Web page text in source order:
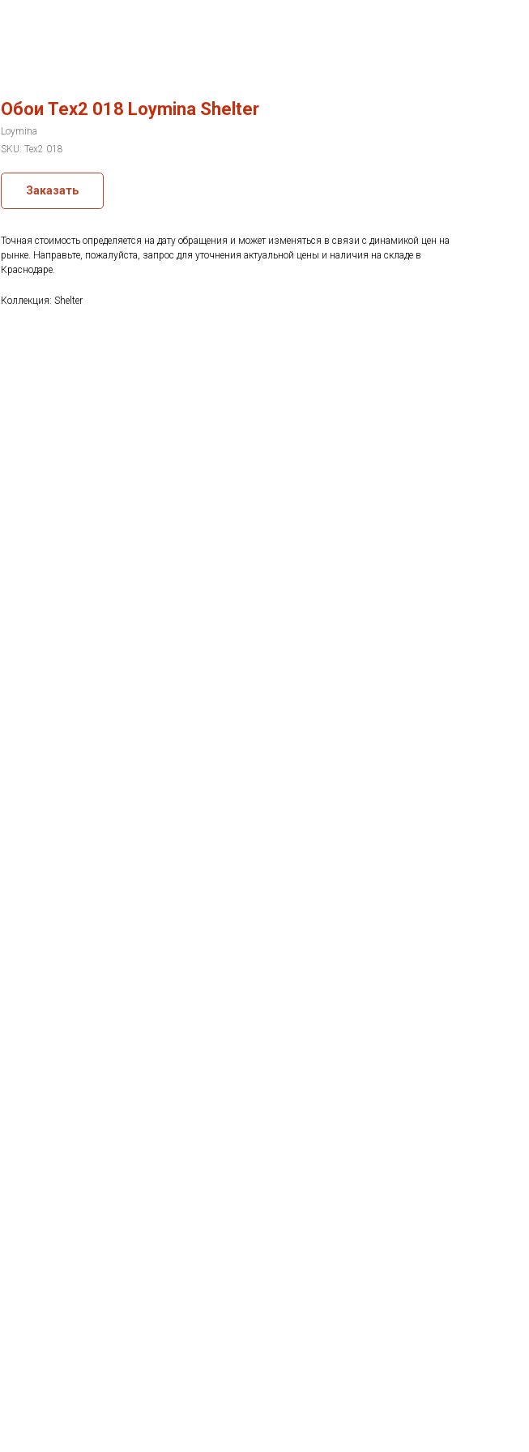
Обои Tex2 018 Loymina Shelter
Loymina
SKU: Tex2 018
Заказать
Точная стоимость определяется на дату обращения и может изменяться в связи с динамикой цен на
рынке. Направьте, пожалуйста, запрос для уточнения актуальной цены и наличия на складе в
Краснодаре.
Коллекция: Shelter